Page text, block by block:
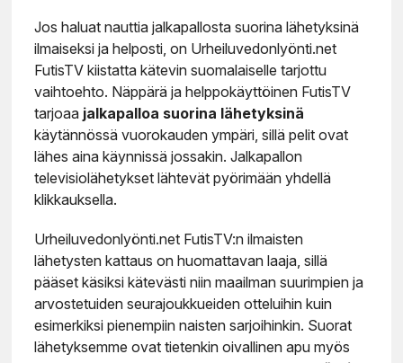
Jos haluat nauttia jalkapallosta suorina lähetyksinä
ilmaiseksi ja helposti, on Urheiluvedonlyönti.net
FutisTV kiistatta kätevin suomalaiselle tarjottu
vaihtoehto. Näppärä ja helppokäyttöinen FutisTV
tarjoaa jalkapalloa suorina lähetyksinä
käytännössä vuorokauden ympäri, sillä pelit ovat
lähes aina käynnissä jossakin. Jalkapallon
televisiolähetykset lähtevät pyörimään yhdellä
klikkauksella.
Urheiluvedonlyönti.net FutisTV:n ilmaisten
lähetysten kattaus on huomattavan laaja, sillä
pääset käsiksi kätevästi niin maailman suurimpien ja
arvostetuiden seurajoukkueiden otteluihin kuin
esimerkiksi pienempiin naisten sarjoihinkin. Suorat
lähetyksemme ovat tietenkin oivallinen apu myös